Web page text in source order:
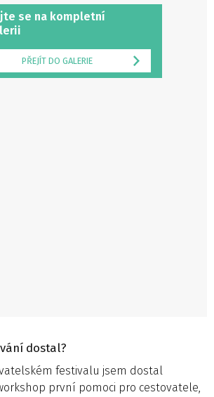
se na kompletní
PŘEJÍT DO GALERIE
dostal?
festivalu jsem dostal
první pomoci pro cestovatele,